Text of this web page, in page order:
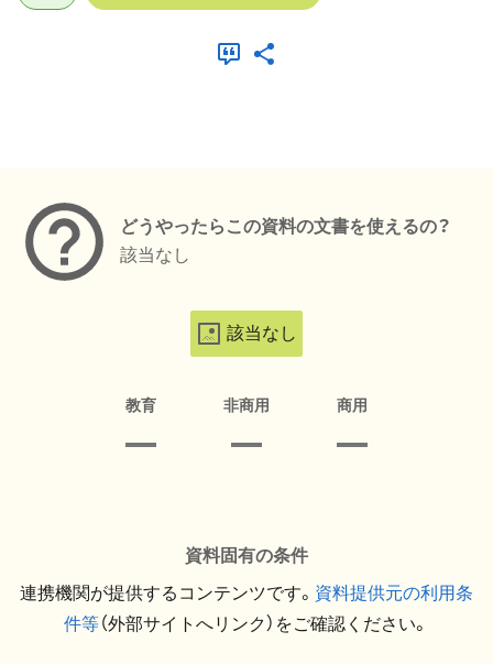
どうやったらこの資料の文書を使えるの？
該当なし
該当なし
教育 非商用 商用
資料固有の条件
連携機関が提供するコンテンツです。 資料提供元の利用条
件等（外部サイトへリンク）をご確認ください。